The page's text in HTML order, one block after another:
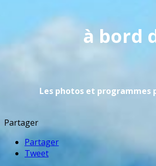
à bord
Les photos et
Partager
Partager
Tweet